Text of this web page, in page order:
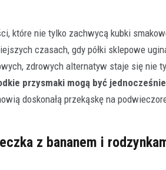
które nie tylko zachwycą kubki
czasach, gdy półki sklepowe
zdrowych alternatyw staje się nie
przysmaki mogą być
doskonałą przekąskę na
z bananem i